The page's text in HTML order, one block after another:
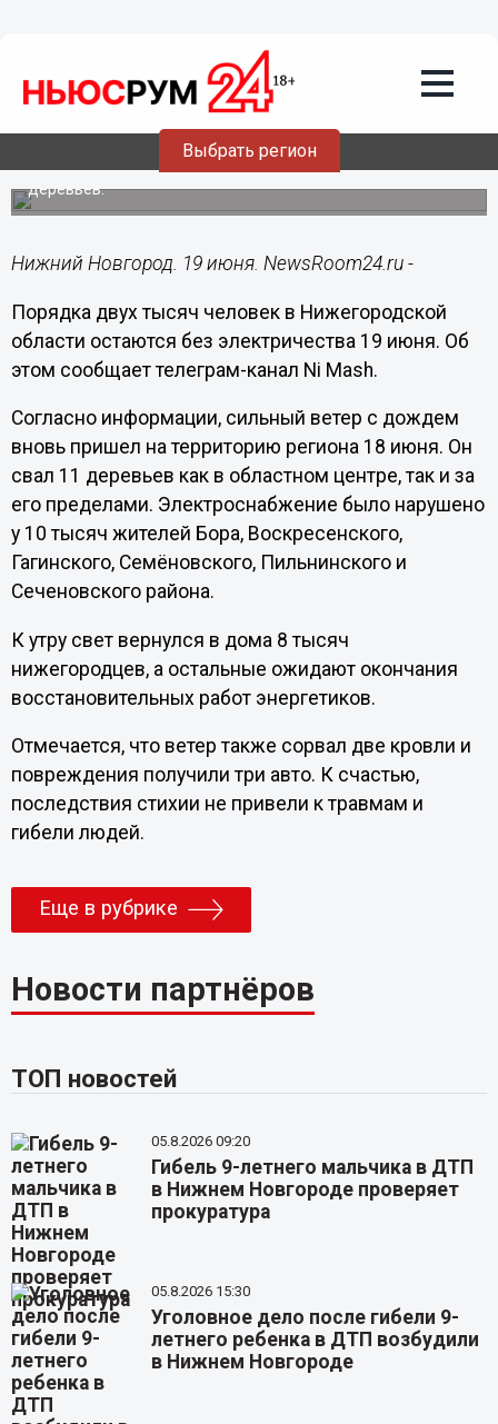
Выбрать регион
Почти 2 тысячи человек в
Нижегородской области остались без
света из-за урагана
Нарушено энергоснабжение из-за упавших на провода
деревьев.
Нижний Новгород. 19 июня. NewsRoom24.ru -
Порядка двух тысяч человек в Нижегородской
области остаются без электричества 19 июня. Об
этом сообщает телеграм-канал Ni Mash.
Согласно информации, сильный ветер с дождем
вновь пришел на территорию региона 18 июня. Он
свал 11 деревьев как в областном центре, так и за
его пределами. Электроснабжение было нарушено
у 10 тысяч жителей Бора, Воскресенского,
Гагинского, Семëновского, Пильнинского и
Сеченовского района.
К утру свет вернулся в дома 8 тысяч
нижегородцев, а остальные ожидают окончания
восстановительных работ энергетиков.
Отмечается, что ветер также сорвал две кровли и
повреждения получили три авто. К счастью,
последствия стихии не привели к травмам и
гибели людей.
Еще в рубрике
Новости партнёров
ТОП новостей
05.8.2026 09:20
Гибель 9-летнего мальчика в ДТП
в Нижнем Новгороде проверяет
прокуратура
05.8.2026 15:30
Уголовное дело после гибели 9-
летнего ребенка в ДТП возбудили
в Нижнем Новгороде